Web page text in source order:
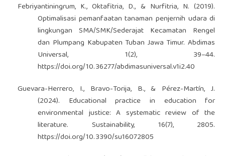
Febriyantiningrum, K., Oktafitria, D., & Nurfitria, N. (2019).
Optimalisasi pemanfaatan tanaman penjernih udara di
lingkungan SMA/SMK/Sederajat Kecamatan Rengel
dan Plumpang Kabupaten Tuban Jawa Timur. Abdimas
Universal, 1(2), 39–44.
https://doi.org/10.36277/abdimasuniversal.v1i2.40
Guevara-Herrero, I., Bravo-Torija, B., & Pérez-Martín, J.
(2024). Educational practice in education for
environmental justice: A systematic review of the
literature. Sustainability, 16(7), 2805.
https://doi.org/10.3390/su16072805